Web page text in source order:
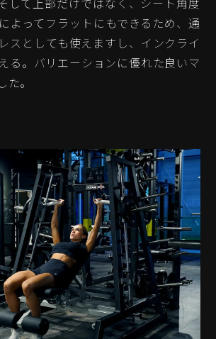
よってフラットにもできるため、通
スとしても使えますし、インクライ
る。バリエーションに優れた良いマ
。